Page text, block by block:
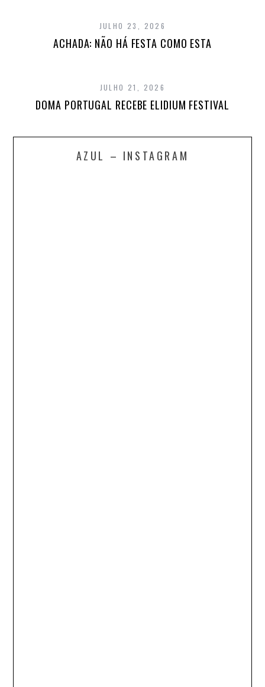
JULHO 23, 2026
ACHADA: NÃO HÁ FESTA COMO ESTA
JULHO 21, 2026
DOMA PORTUGAL RECEBE ELIDIUM FESTIVAL
AZUL – INSTAGRAM